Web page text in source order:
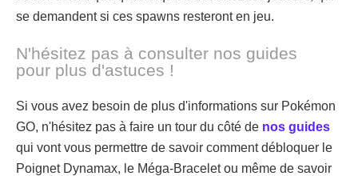
se demandent si ces spawns resteront en jeu.
N'hésitez pas à consulter nos guides
pour plus d'astuces !
Si vous avez besoin de plus d'informations sur Pokémon
GO, n'hésitez pas à faire un tour du côté de nos guides
qui vont vous permettre de savoir comment débloquer le
Poignet Dynamax, le Méga-Bracelet ou même de savoir